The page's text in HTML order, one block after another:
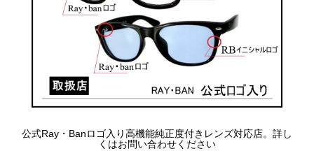
公式Ray・Banロゴ入り高機能純正度付きレンズ対応店。詳し
くはお問い合わせください